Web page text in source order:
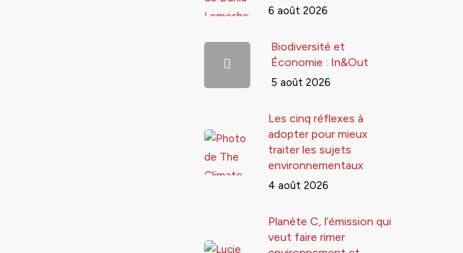
6 août 2026
Biodiversité et
Économie : In&Out
5 août 2026
Les cinq réflexes à
adopter pour mieux
traiter les sujets
environnementaux
4 août 2026
Planète C, l’émission qui
veut faire rimer